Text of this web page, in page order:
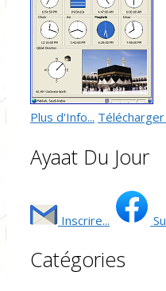
Plus d'Info... Télécharger
Ayaat Du Jour
Inscrire...
Catégories